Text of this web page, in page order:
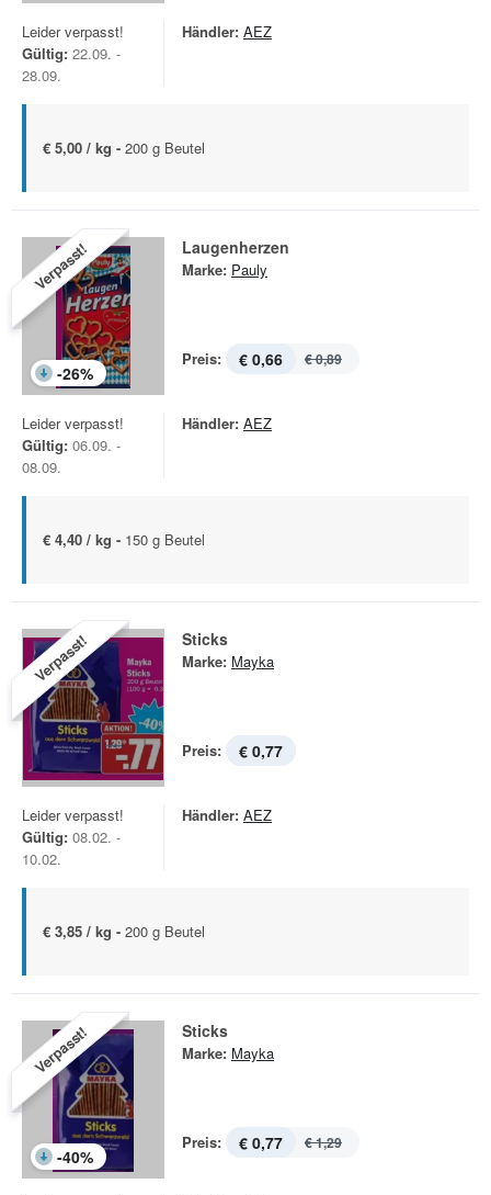
Leider verpasst!
Gültig: 22.09. -
28.09.
Händler: AEZ
€ 5,00 / kg - 200 g Beutel
Verpasst!
-26%
Laugenherzen
Marke: Pauly
Preis: € 0,66 € 0,89
Leider verpasst!
Gültig: 06.09. -
08.09.
Händler: AEZ
€ 4,40 / kg - 150 g Beutel
Verpasst! Sticks
Marke: Mayka
Preis: € 0,77
Leider verpasst!
Gültig: 08.02. -
10.02.
Händler: AEZ
€ 3,85 / kg - 200 g Beutel
Verpasst!
-40%
Sticks
Marke: Mayka
Preis: € 0,77 € 1,29